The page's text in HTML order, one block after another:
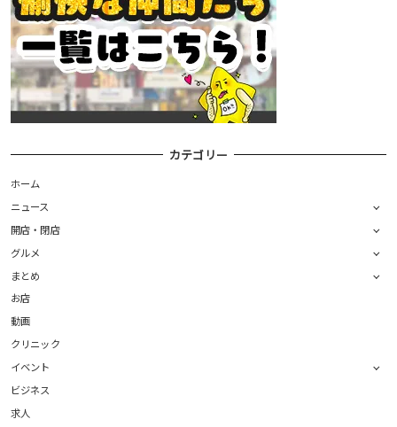
カテゴリー
ホーム
ニュース
開店・閉店
グルメ
まとめ
お店
動画
クリニック
イベント
ビジネス
求人